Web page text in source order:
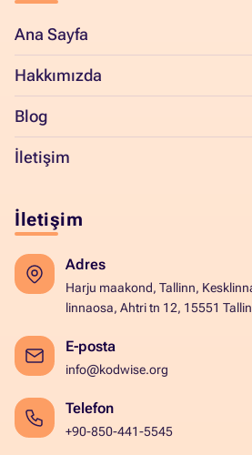
Ana Sayfa
Hakkımızda
Blog
İletişim
İletişim
Adres
Harju maakond, Tallinn,
linnaosa, Ahtri tn 12, 15551
E-posta
info@kodwise.org
Telefon
+90-850-441-5545